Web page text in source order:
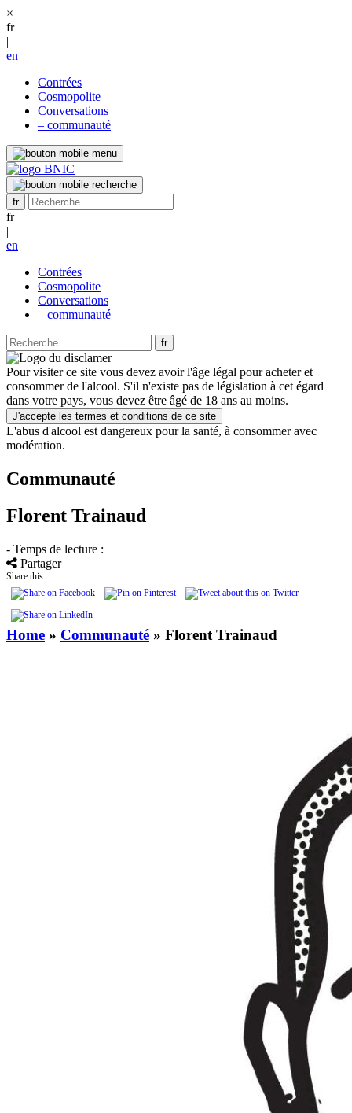
×
fr
|
en
Contrées
Cosmopolite
Conversations
– communauté
fr
|
en
Contrées
Cosmopolite
Conversations
– communauté
Pour visiter ce site vous devez avoir l'âge légal pour acheter et
consommer de l'alcool. S'il n'existe pas de législation à cet égard
dans votre pays, vous devez être âgé de 18 ans au moins.
J'accepte les termes et conditions de ce site
L'abus d'alcool est dangereux pour la santé, à consommer avec
modération.
Communauté
Florent Trainaud
- Temps de lecture :
Partager
Share this...
Home » Communauté » Florent Trainaud